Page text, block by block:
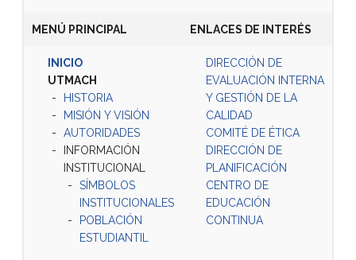
MENÚ PRINCIPAL ENLACES DE INTERÉS
INICIO
UTMACH
HISTORIA
MISIÓN Y VISIÓN
AUTORIDADES
INFORMACIÓN
INSTITUCIONAL
SÍMBOLOS
INSTITUCIONALES
POBLACIÓN
ESTUDIANTIL
DIRECCIÓN DE
EVALUACIÓN INTERNA
Y GESTIÓN DE LA
CALIDAD
COMITÉ DE ÉTICA
DIRECCIÓN DE
PLANIFICACIÓN
CENTRO DE
EDUCACIÓN
CONTINUA